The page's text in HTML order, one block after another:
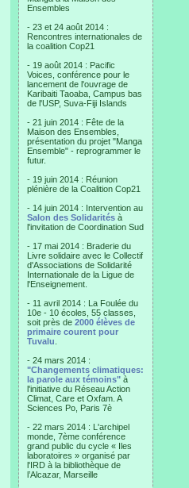
Ensembles
- 23 et 24 août 2014 :
Rencontres internationales de
la coalition Cop21
- 19 août 2014 : Pacific
Voices, conférence pour le
lancement de l'ouvrage de
Karibaiti Taoaba, Campus bas
de l'USP, Suva-Fiji Islands
- 21 juin 2014 : Fête de la
Maison des Ensembles,
présentation du projet "Manga
Ensemble" - reprogrammer le
futur.
- 19 juin 2014 : Réunion
plénière de la Coalition Cop21
- 14 juin 2014 : Intervention au
Salon des Solidarités à
l'invitation de Coordination Sud
- 17 mai 2014 : Braderie du
Livre solidaire avec le Collectif
d'Associations de Solidarité
Internationale de la Ligue de
l'Enseignement.
- 11 avril 2014 : La Foulée du
10e - 10 écoles, 55 classes,
soit près de 2000 élèves de
primaire courent pour
Tuvalu
- 24 mars 2014 :
"Changements climatiques:
la parole aux témoins" à
l'initiative du Réseau Action
Climat, Care et Oxfam. A
Sciences Po, Paris 7è
- 22 mars 2014 : L'archipel
monde, 7ème conférence
grand public du cycle « Iles
laboratoires » organisé par
l'IRD à la bibliothèque de
l’Alcazar, Marseille